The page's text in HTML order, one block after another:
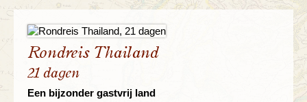
Rondreis Thailand
21 dagen
Een bijzonder gastvrij land